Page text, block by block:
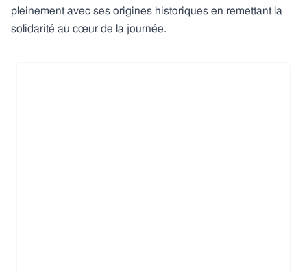
pleinement avec ses origines historiques en remettant la
solidarité au cœur de la journée.